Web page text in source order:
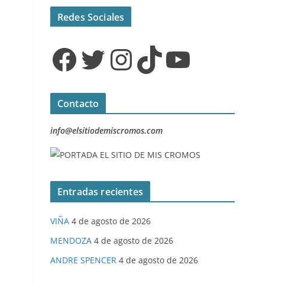
Redes Sociales
Facebook Twitter InstagramTikTok YouTube
Contacto
info@elsitiodemiscromos.com
Entradas recientes
VIÑA 4 de agosto de 2026
MENDOZA 4 de agosto de 2026
ANDRE SPENCER 4 de agosto de 2026